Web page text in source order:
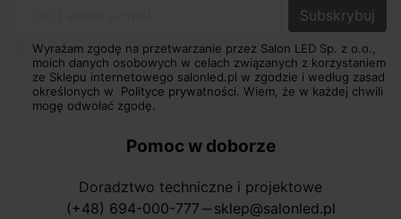
Wyrażam zgodę na przetwarzanie przez Salon LED Sp. z o.o.,
moich danych osobowych w celach związanych z korzystaniem
ze Sklepu internetowego salonled.pl w zgodzie i według zasad
określonych w Polityce prywatności. Wiem, że w każdej chwili
mogę odwołać zgodę.
Pomoc w doborze
Doradztwo techniczne i projektowe
(+48) 694-000-777 horizontal_rule sklep@salonled.pl